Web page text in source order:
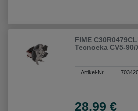
FIME
Tecnoeka CV5-90/
Artikel-Nr.
28,99 €